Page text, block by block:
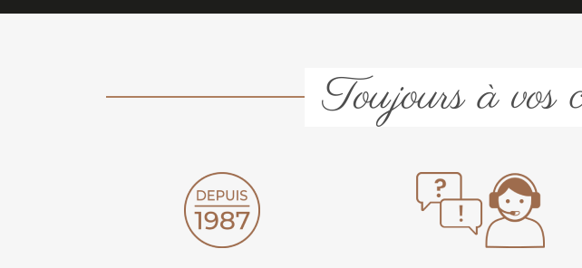
Toujours à vos